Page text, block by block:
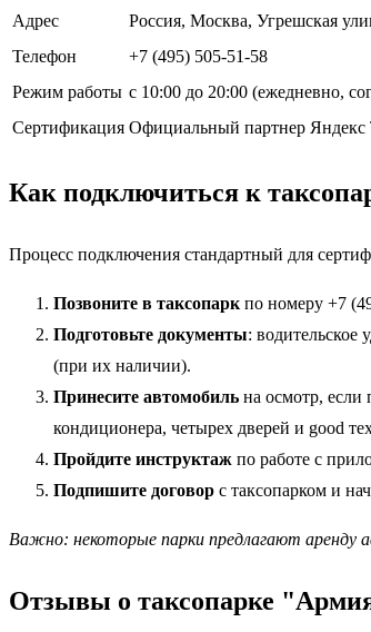
Адрес
Россия, Москва, Угрешская
Телефон
+7 (495) 505-51-58
Режим работы с 10:00 до 20:00 (ежедневно,
Сертификация Официальный партнер Яндекс
Как подключиться к
Процесс подключения стандартный для
Позвоните в таксопарк по номеру +7
Подготовьте документы: водительское
(при их наличии).
Принесите автомобиль на осмотр, если
кондиционера, четырех дверей и good
Пройдите инструктаж по работе с
Подпишите договор с таксопарком и
Важно: некоторые парки предлагают аренду
Отзывы о таксопарке